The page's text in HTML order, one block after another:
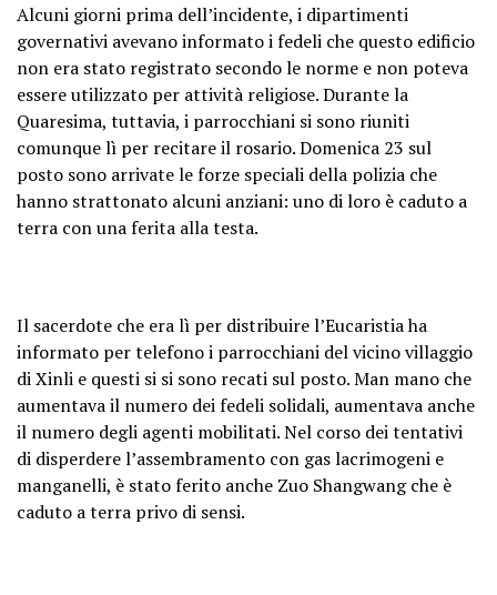
Alcuni giorni prima dell’incidente, i dipartimenti
governativi avevano informato i fedeli che questo edificio
non era stato registrato secondo le norme e non poteva
essere utilizzato per attività religiose. Durante la
Quaresima, tuttavia, i parrocchiani si sono riuniti
comunque lì per recitare il rosario. Domenica 23 sul
posto sono arrivate le forze speciali della polizia che
hanno strattonato alcuni anziani: uno di loro è caduto a
terra con una ferita alla testa.
Il sacerdote che era lì per distribuire l’Eucaristia ha
informato per telefono i parrocchiani del vicino villaggio
di Xinli e questi si si sono recati sul posto. Man mano che
aumentava il numero dei fedeli solidali, aumentava anche
il numero degli agenti mobilitati. Nel corso dei tentativi
di disperdere l’assembramento con gas lacrimogeni e
manganelli, è stato ferito anche Zuo Shangwang che è
caduto a terra privo di sensi.